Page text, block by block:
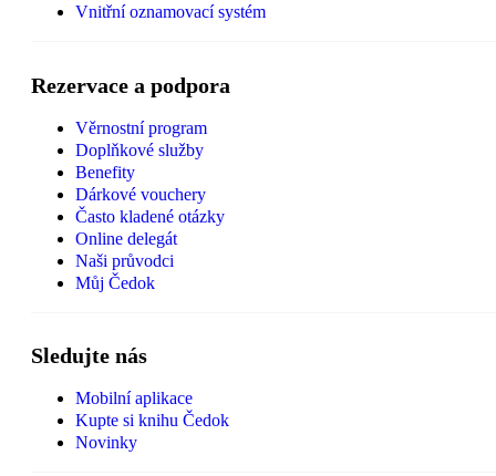
Vnitřní oznamovací systém
Rezervace a podpora
Věrnostní program
Doplňkové služby
Benefity
Dárkové vouchery
Často kladené otázky
Online delegát
Naši průvodci
Můj Čedok
Sledujte nás
Mobilní aplikace
Kupte si knihu Čedok
Novinky